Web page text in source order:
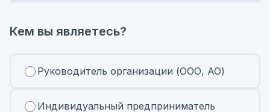
Кем вы являетесь?
Руководитель организации (ООО, АО)
Индивидуальный предприниматель